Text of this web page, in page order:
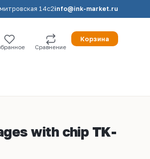
14с2info@ink-market.ru
Сравнение
Корзина
with chip TK-